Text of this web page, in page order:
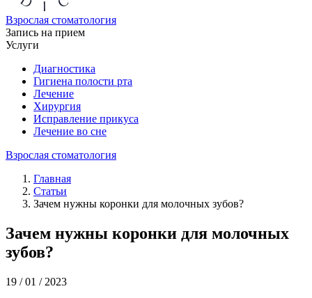
Взрослая стоматология
Запись на прием
Услуги
Диагностика
Гигиена полости рта
Лечение
Хирургия
Исправление прикуса
Лечение во сне
Взрослая стоматология
Главная
Статьи
Зачем нужны коронки для молочных зубов?
Зачем нужны коронки для молочных
зубов?
19 / 01 / 2023